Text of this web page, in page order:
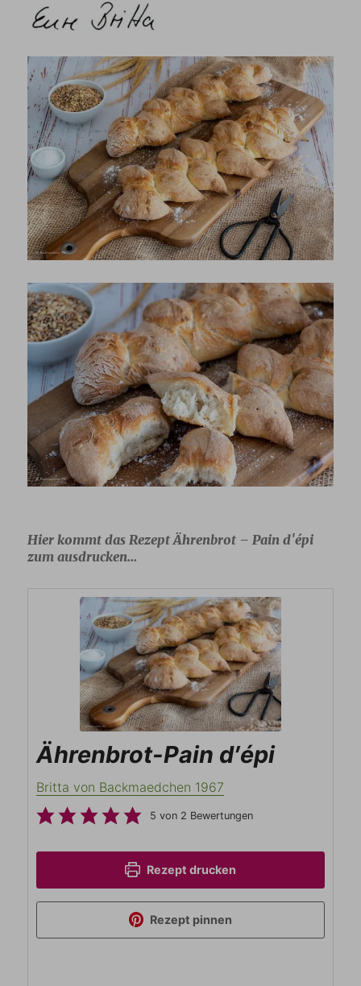
Hier kommt das Rezept Ährenbrot – Pain d′épi
zum ausdrucken…
Ährenbrot-Pain d′épi
Britta von Backmaedchen 1967
5 von 2 Bewertungen
Rezept drucken
Rezept pinnen